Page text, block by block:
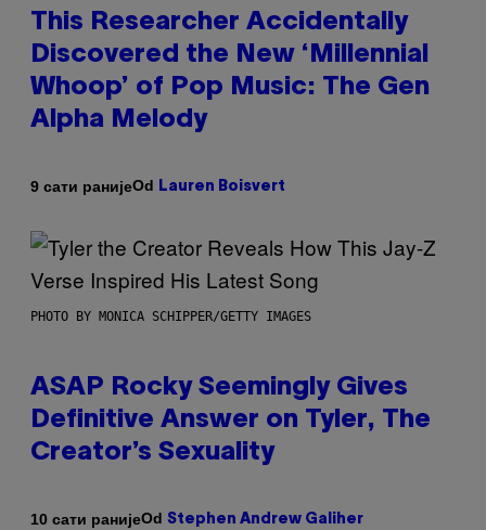
This Researcher Accidentally
Discovered the New ‘Millennial
Whoop’ of Pop Music: The Gen
Alpha Melody
9 сати ранијеOd Lauren Boisvert
PHOTO BY MONICA SCHIPPER/GETTY IMAGES
ASAP Rocky Seemingly Gives
Definitive Answer on Tyler, The
Creator’s Sexuality
10 сати ранијеOd Stephen Andrew Galiher